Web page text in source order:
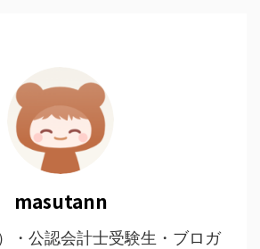
masutann
・公認会計士受験生・ブロガ